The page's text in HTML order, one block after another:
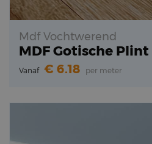
Mdf Vochtwerend
MDF Gotische Plint
Vanaf 6.18 per meter